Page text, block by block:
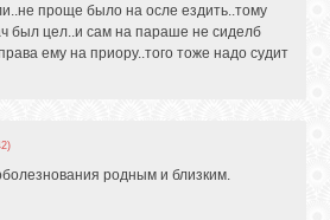
проще было на осле ездить..тому
был цел..и сам на параше не сиделб
ему на приору..того тоже надо судит
родным и близким.